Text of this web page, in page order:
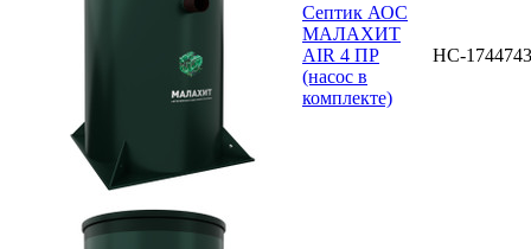
Септик АОС
МАЛАХИТ
AIR 4 ПР
(насос в
комплекте)
НС-1744743